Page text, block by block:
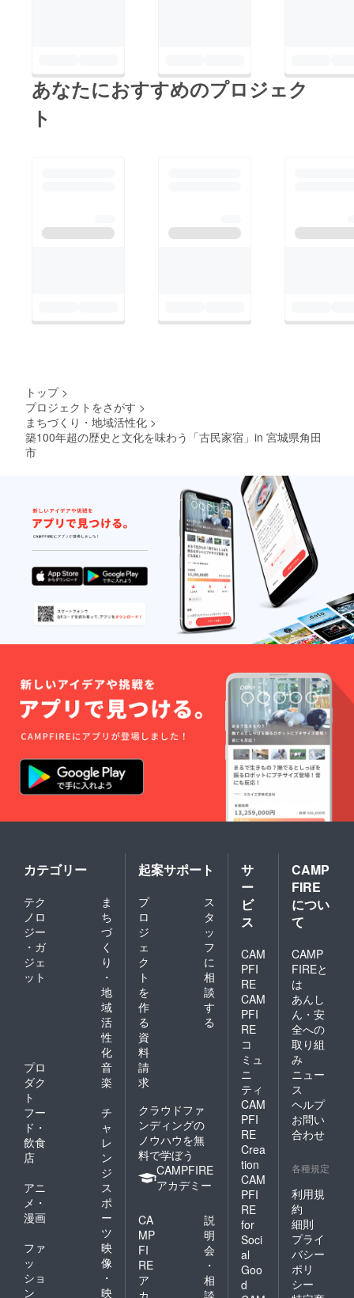
ン営業を行なっており
ます。
あなたにおすすめのプロジェク
ト
トップ >
プロジェクトをさがす >
まちづくり・地域活性化 >
築100年超の歴史と文化を味わう「古民家宿」in 宮城県角田
市
カテゴリー
テク
ノロ
ジー
・ガ
ジェ
ット
ま
ち
づ
く
り
・
地
域
活
性
化
プロ
ダク
ト
音
楽
フー
ド・
飲食
店
チ
ャ
レ
ン
ジ
アニ
メ・
漫画
ス
ポ
ー
ツ
ファ
ッ
ショ
ン
映
像
・
映
起案サポート
プ
ロ
ジ
ェ
ク
ト
を
作
る
ス
タ
ッ
フ
に
相
談
す
る
資
料
請
求
クラウドファ
ンディングの
ノウハウを無
料で学ぼう
CAMPFIRE
アカデミー
CA
MP
FI
RE
ア
説
明
会
・
相
サ
ー
ビ
ス
CAM
PFI
RE
CAM
PFI
RE
コ
ミュ
ニ
ティ
CAM
PFI
RE
Crea
tion
CAM
PFI
RE
for
Soci
al
Goo
d
CAMP
FIRE
につい
て
CAMP
FIREと
は
あんし
ん・安
全への
取り組
み
ニュー
ス
ヘルプ
お問い
合わせ
各種規定
利用規
約
細則
プライ
バシー
ポリ
シー